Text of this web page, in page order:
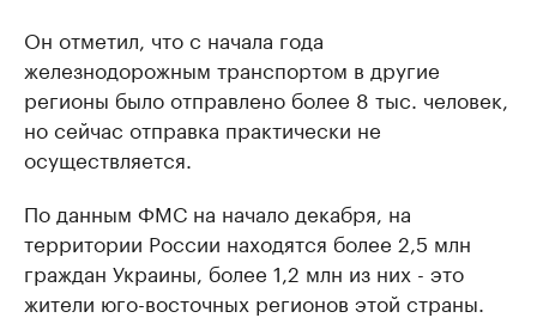
Он отметил, что с начала года
железнодорожным транспортом в другие
регионы было отправлено более 8 тыс. человек,
но сейчас отправка практически не
осуществляется.
По данным ФМС на начало декабря, на
территории России находятся более 2,5 млн
граждан Украины, более 1,2 млн из них - это
жители юго-восточных регионов этой страны.